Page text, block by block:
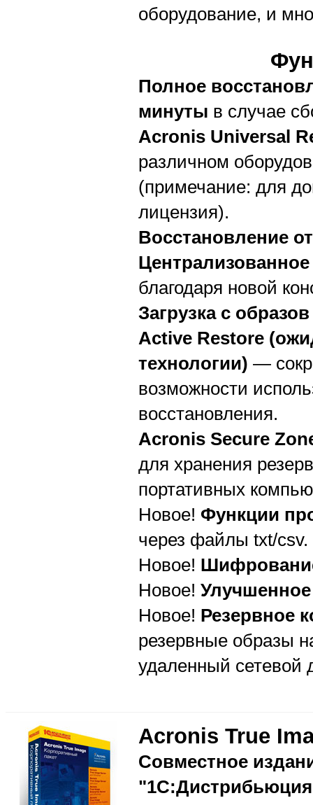
оборудование, и
Полное
минуты в случае
Acronis Universal
различном
(примечание: для
лицензия).
Восстановление
благодаря новой
Загрузка с
Active Restore
технологии) —
возможности
восстановления.
Acronis Secure
для хранения
портативных
Новое! Функции
через файлы txt/csv.
Новое!
Новое!
Новое! Резервное
резервные образы
удаленный сетевой
Acronis True
Совместное